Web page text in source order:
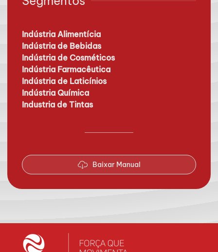
Indústria Alimentícia
Indústria de Bebidas
Indústria de Cosméticos
Indústria Farmacêutica
Indústria de Laticínios
Indústria Química
Industria de Tintas
Baixar Manual